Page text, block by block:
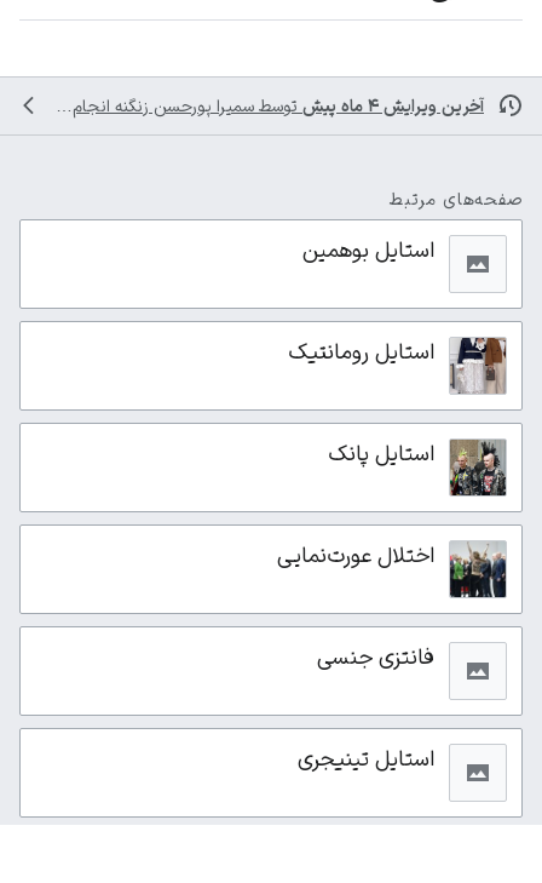
آخرین ویرایش ۴ ماه پیش توسط سمیرا پورحسن زنگنه انجام شده است
صفحه‌های مرتبط
استایل بوهمین
استایل رومانتیک
استایل پانک
اختلال عورت‌نمایی
فانتزی جنسی
استایل تینیجری